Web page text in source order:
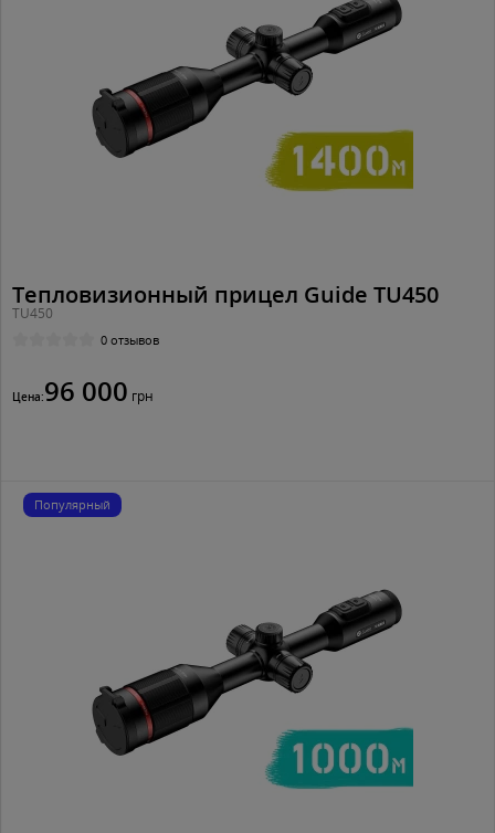
Тепловизионный прицел Guide TU450
TU450
0 отзывов
Цена:96 000 грн
Популярный